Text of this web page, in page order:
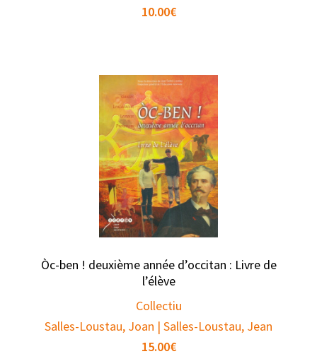
10.00€
Òc-ben ! deuxième année d’occitan : Livre de
l’élève
Collectiu
Salles-Loustau, Joan | Salles-Loustau, Jean
15.00€